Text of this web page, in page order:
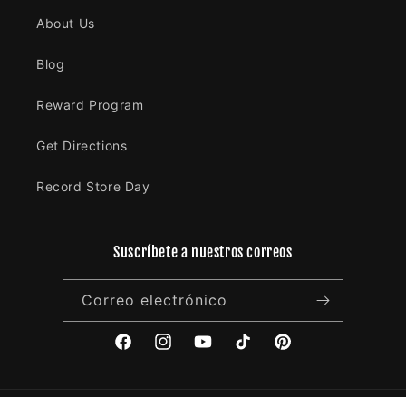
About Us
Blog
Reward Program
Get Directions
Record Store Day
Suscríbete a nuestros correos
Correo electrónico
FacebookInstagramYouTubeTikTok Pinterest